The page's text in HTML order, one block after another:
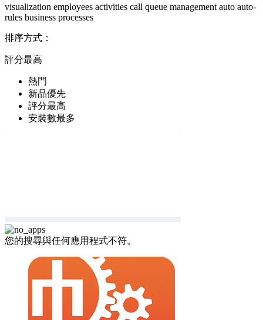
visualization employees activities call queue management auto auto-
rules business processes
排序方式：
評分最高
熱門
新品優先
評分最高
安裝數最多
您的搜尋與任何應用程式不符。